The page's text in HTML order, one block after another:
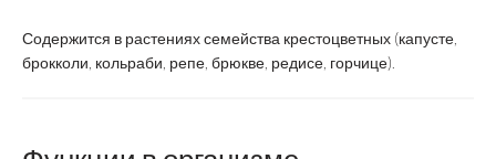
Содержится в растениях семейства крестоцветных (капусте,
брокколи, кольраби, репе, брюкве, редисе, горчице).